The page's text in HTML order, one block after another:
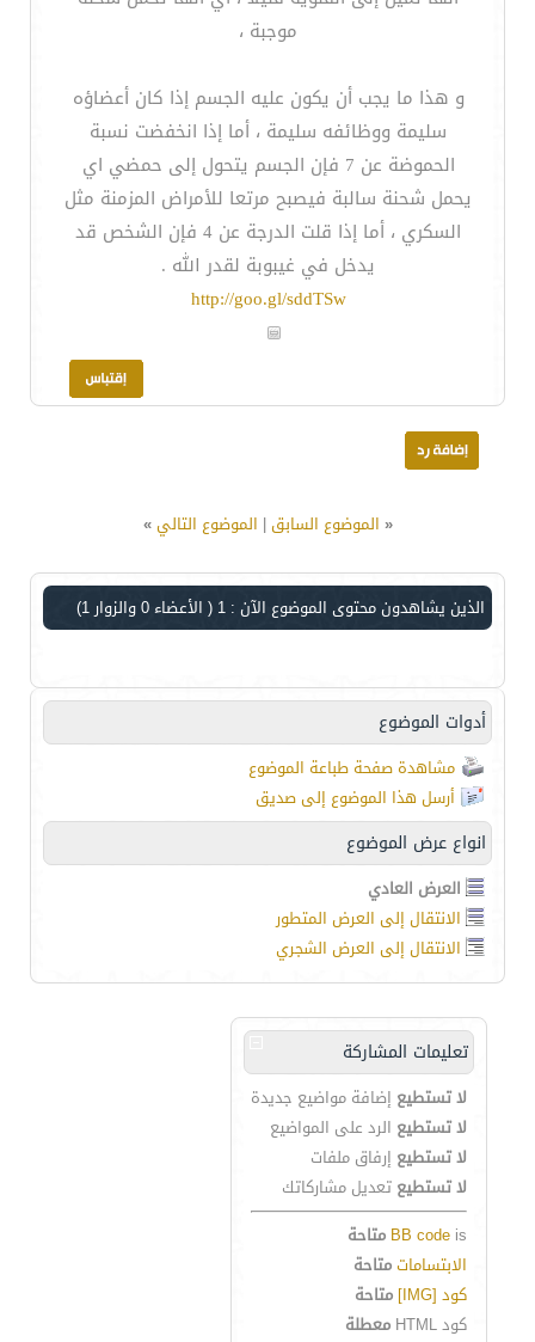
موجبة ،
و هذا ما يجب أن يكون عليه الجسم إذا كان أعضاؤه
سليمة ووظائفه سليمة ، أما إذا انخفضت نسبة
الحموضة عن 7 فإن الجسم يتحول إلى حمضي اي
يحمل شحنة سالبة فيصبح مرتعا للأمراض المزمنة مثل
السكري ، أما إذا قلت الدرجة عن 4 فإن الشخص قد
يدخل في غيبوبة لقدر الله .
http://goo.gl/sddTSw
« الموضوع السابق| الموضوع التالي»
الذين يشاهدون محتوى الموضوع الآن : 1 ( الأعضاء 0 والزوار 1)
أدوات الموضوع
مشاهدة صفحة طباعة الموضوع
أرسل هذا الموضوع إلى صديق
انواع عرض الموضوع
العرض العادي
الانتقال إلى العرض المتطور
الانتقال إلى العرض الشجري
تعليمات المشاركة
لا تستطيع إضافة مواضيع جديدة
لا تستطيع الرد على المواضيع
لا تستطيع إرفاق ملفات
لا تستطيع تعديل مشاركاتك
BB code is
متاحة
الابتساماتمتاحة
كود [IMG]
متاحة
كود HTML
معطلة